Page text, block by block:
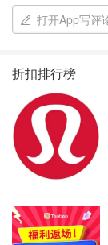
下面的泡脚包
打开App写评
折扣排行榜